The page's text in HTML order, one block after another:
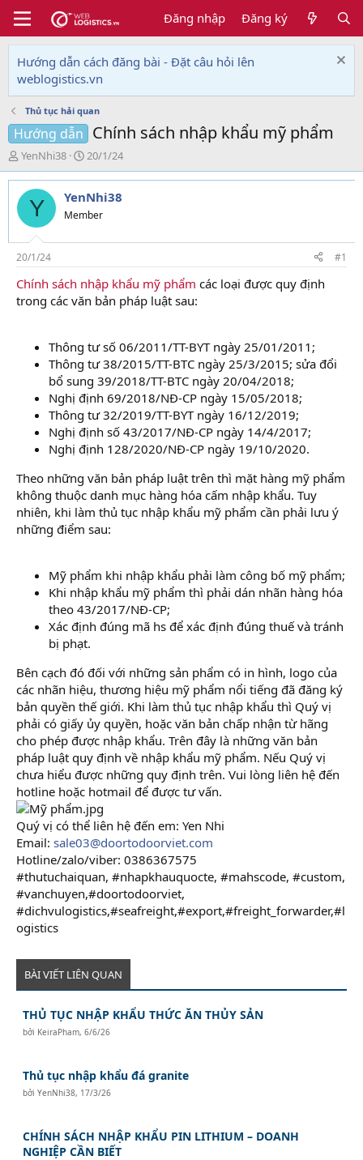
Đăng nhập Đăng ký
Hướng dẫn cách đăng bài - Đặt câu hỏi lên
weblogistics.vn
Thủ tục hải quan
Hướng dẫn Chính sách nhập khẩu mỹ phẩm
T
h
r
e
d
s
t
a
r
t
YenNhi38
N
g
à
y
g
i
20/1/24
Y YenNhi38
Member
20/1/24 #1
Chính sách nhập khẩu mỹ phẩm các loại được quy định
trong các văn bản pháp luật sau:
Thông tư số 06/2011/TT-BYT ngày 25/01/2011;
Thông tư 38/2015/TT-BTC ngày 25/3/2015; sửa đổi
bổ sung 39/2018/TT-BTC ngày 20/04/2018;
Nghị định 69/2018/NĐ-CP ngày 15/05/2018;
Thông tư 32/2019/TT-BYT ngày 16/12/2019;
Nghị định số 43/2017/NĐ-CP ngày 14/4/2017;
Nghị định 128/2020/NĐ-CP ngày 19/10/2020.
Theo những văn bản pháp luật trên thì mặt hàng mỹ phẩm
không thuộc danh mục hàng hóa cấm nhập khẩu. Tuy
nhiên, khi làm thủ tục nhập khẩu mỹ phẩm cần phải lưu ý
những điểm sau:
Mỹ phẩm khi nhập khẩu phải làm công bố mỹ phẩm;
Khi nhập khẩu mỹ phẩm thì phải dán nhãn hàng hóa
theo 43/2017/NĐ-CP;
Xác định đúng mã hs để xác định đúng thuế và tránh
bị phạt.
Bên cạch đó đối với những sản phẩm có in hình, logo của
các nhãn hiệu, thương hiệu mỹ phẩm nổi tiếng đã đăng ký
bản quyền thế giới. Khi làm thủ tục nhập khẩu thì Quý vị
phải có giấy ủy quyền, hoặc văn bản chấp nhận từ hãng
cho phép được nhập khẩu. Trên đây là những văn bản
pháp luật quy định về nhập khẩu mỹ phẩm. Nếu Quý vị
chưa hiểu được những quy định trên. Vui lòng liên hệ đến
hotline hoặc hotmail để được tư vấn.
Quý vị có thể liên hệ đến em: Yen Nhi
Email: sale03@doortodoorviet.com
Hotline/zalo/viber: 0386367575
#thutuchaiquan, #nhapkhauquocte, #mahscode, #custom,
#vanchuyen,#doortodoorviet,
#dichvulogistics,#seafreight,#export,#freight_forwarder,#l
ogistics
BÀI VIẾT LIÊN QUAN
THỦ TỤC NHẬP KHẨU THỨC ĂN THỦY SẢN
bởi KeiraPham,6/6/26
Thủ tục nhập khẩu đá granite
bởiYenNhi38, 17/3/26
CHÍNH SÁCH NHẬP KHẨU PIN LITHIUM – DOANH
NGHIỆP CẦN BIẾT